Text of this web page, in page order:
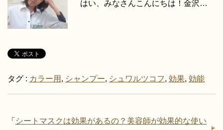
はい、みなさんこんにちは！金沢…
タグ : カラー用 , シャンプー, シュワルツコフ, 効果, 効能
「 シートマスクは効果があるの？美容師が効果的な使い